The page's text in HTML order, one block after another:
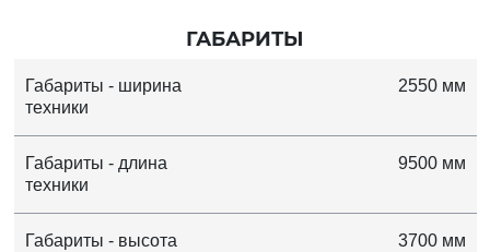
ГАБАРИТЫ
Габариты - ширина
техники
2550 мм
Габариты - длина
техники
9500 мм
Габариты - высота
3700 мм